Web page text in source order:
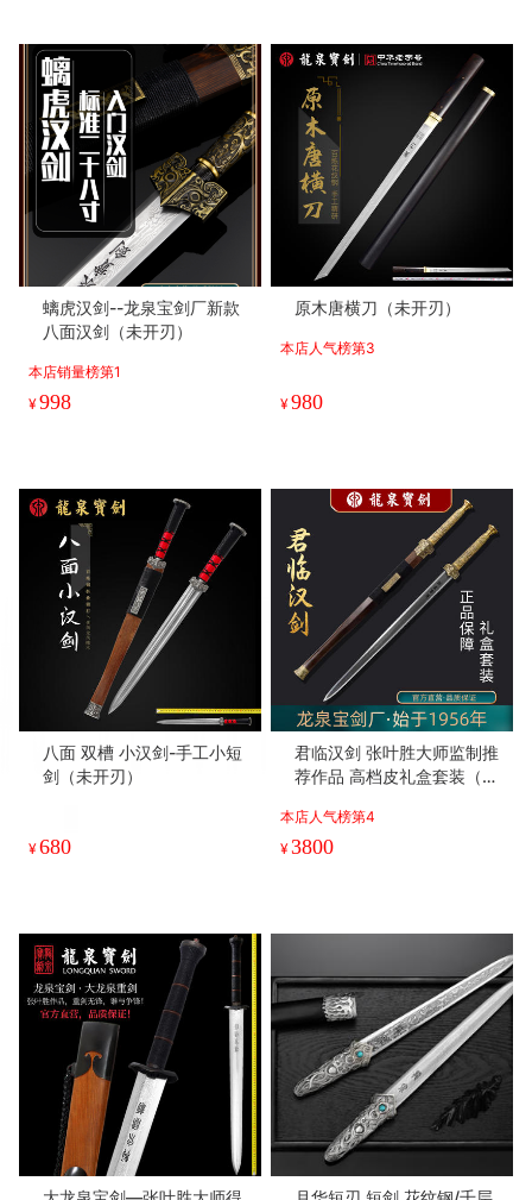
螭虎汉剑--龙泉宝剑厂新款
八面汉剑（未开刃）
本店销量榜第1
¥998
原木唐横刀（未开刃）
本店人气榜第3
¥980
八面 双槽 小汉剑-手工小短
剑（未开刃）
¥680
君临汉剑 张叶胜大师监制推
荐作品 高档皮礼盒套装（未
本店人气榜第4
¥3800